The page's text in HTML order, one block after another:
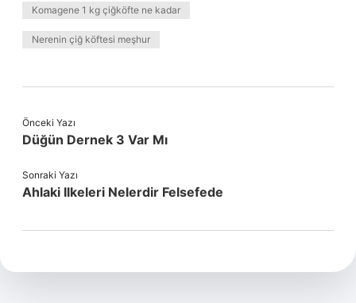
Komagene 1 kg çiğköfte ne kadar
Nerenin çiğ köftesi meşhur
Önceki Yazı
Düğün Dernek 3 Var Mı
Sonraki Yazı
Ahlaki Ilkeleri Nelerdir Felsefede